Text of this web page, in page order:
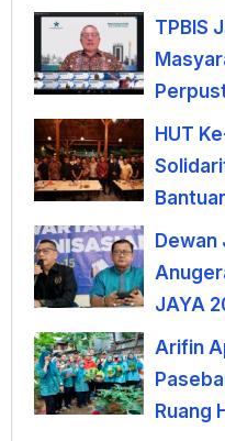
TPBIS
HUT
Dewan
JAYA
Arifin
Ruang